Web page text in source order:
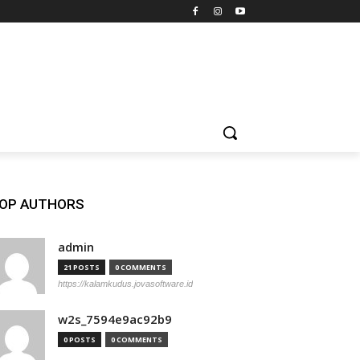
AUTHORS
admin
21 POSTS 0 COMMENTS
https://kalamkudus.jovasoftware.id
w2s_7594e9ac92b9
0 POSTS 0 COMMENTS